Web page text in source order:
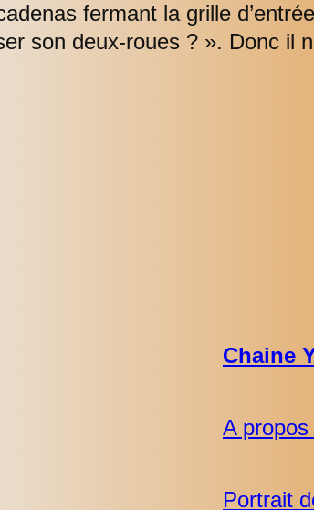
fermant la grille
son deux-roues ? ». Donc il
Chaine
A
Portrait